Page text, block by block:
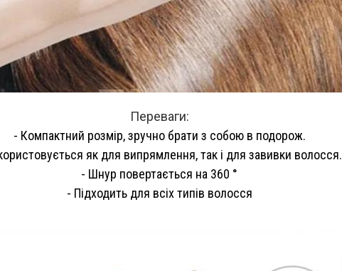
Переваги:
- Компактний розмір, зручно брати з собою в подорож.
як для випрямлення, так і для завивки волосся.
- Шнур повертається на 360 °
- Підходить для всіх типів волосся